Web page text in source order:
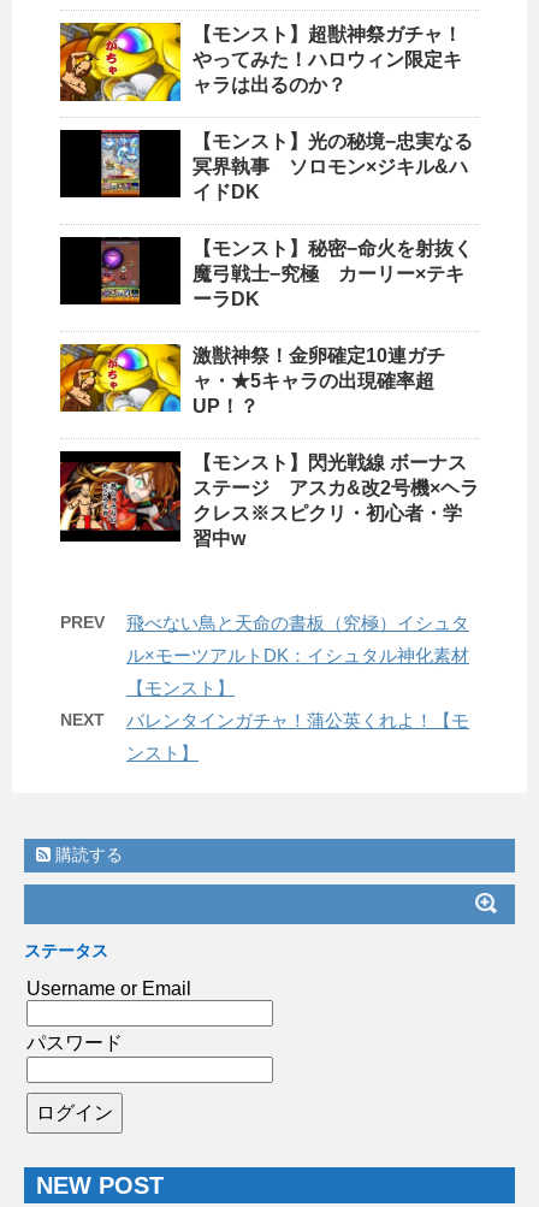
【モンスト】超獣神祭ガチャ！
やってみた！ハロウィン限定キ
ャラは出るのか？
【モンスト】光の秘境−忠実なる
冥界執事 ソロモン×ジキル&ハ
イドDK
【モンスト】秘密−命火を射抜く
魔弓戦士−究極 カーリー×テキ
ーラDK
激獣神祭！金卵確定10連ガチ
ャ・★5キャラの出現確率超
UP！？
【モンスト】閃光戦線 ボーナス
ステージ アスカ&改2号機×ヘラ
クレス※スピクリ・初心者・学
習中w
PREV
飛べない鳥と天命の書板（究極）イシュタ
ル×モーツアルトDK：イシュタル神化素材
【モンスト】
NEXT
バレンタインガチャ！蒲公英くれよ！【モ
ンスト】
購読する
ステータス
Username or Email
パスワード
NEW POST